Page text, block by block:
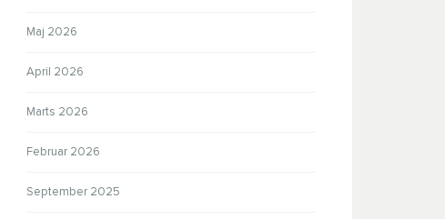
Maj 2026
April 2026
Marts 2026
Februar 2026
September 2025